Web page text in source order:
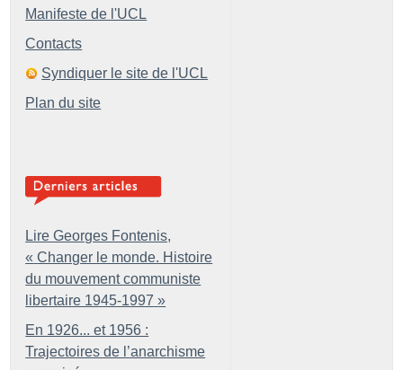
Manifeste de l'UCL
Contacts
Syndiquer le site de l'UCL
Plan du site
Lire Georges Fontenis,
« Changer le monde. Histoire
du mouvement communiste
libertaire 1945-1997 »
En 1926... et 1956 :
Trajectoires de l’anarchisme